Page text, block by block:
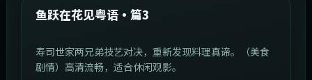
最新
鱼跃在花见粤语·篇3
寿司世家两兄弟技艺对决，重新发现料理真谛。（美食
剧情）高清流畅，适合休闲观影。